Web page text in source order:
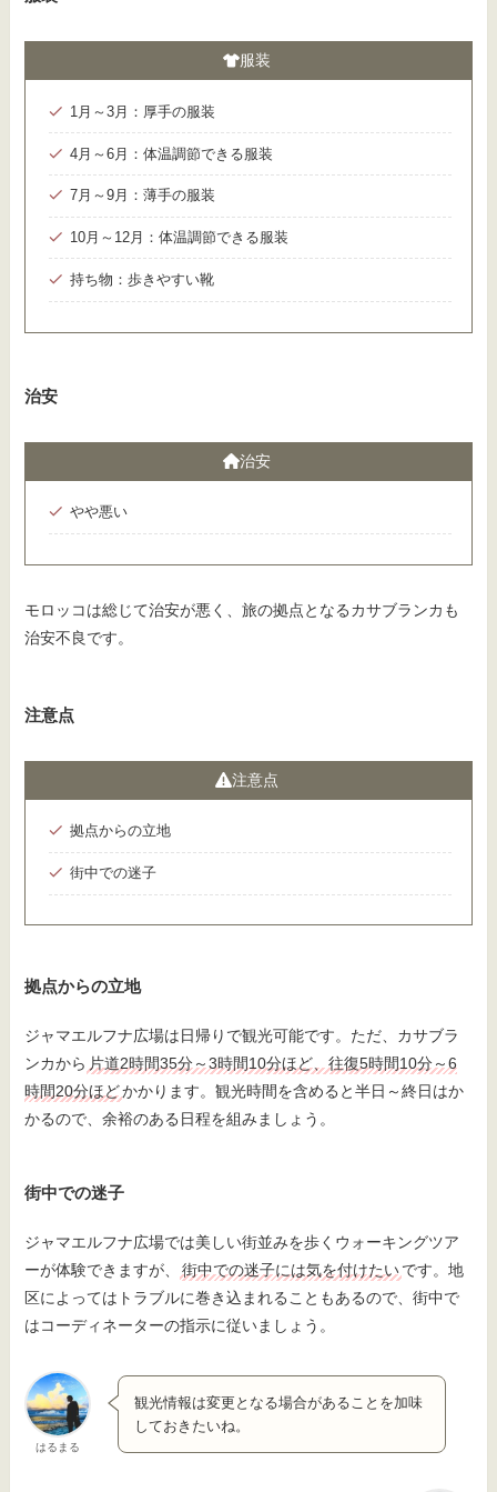
服装
1月～3月：厚手の服装
4月～6月：体温調節できる服装
7月～9月：薄手の服装
10月～12月：体温調節できる服装
持ち物：歩きやすい靴
治安
治安
やや悪い
モロッコは総じて治安が悪く、旅の拠点となるカサブランカも
治安不良です。
注意点
注意点
拠点からの立地
街中での迷子
拠点からの立地
ジャマエルフナ広場は日帰りで観光可能です。ただ、カサブラ
ンカから 片道2時間35分～3時間10分ほど、往復5時間10分～6
時間20分ほどかかります。観光時間を含めると半日～終日はか
かるので、余裕のある日程を組みましょう。
街中での迷子
ジャマエルフナ広場では美しい街並みを歩くウォーキングツア
ーが体験できますが、
街中での迷子には気を付けたいです。地
区によってはトラブルに巻き込まれることもあるので、街中で
はコーディネーターの指示に従いましょう。
はるまる
観光情報は変更となる場合があることを加味
しておきたいね。